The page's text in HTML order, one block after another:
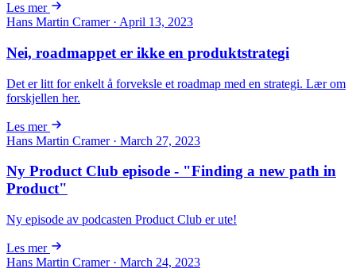
Les mer
Hans Martin Cramer · April 13, 2023
Nei, roadmappet er ikke en produktstrategi
Det er litt for enkelt å forveksle et roadmap med en strategi. Lær om
forskjellen her.
Les mer
Hans Martin Cramer · March 27, 2023
Ny Product Club episode - "Finding a new path in
Product"
Ny episode av podcasten Product Club er ute!
Les mer
Hans Martin Cramer · March 24, 2023